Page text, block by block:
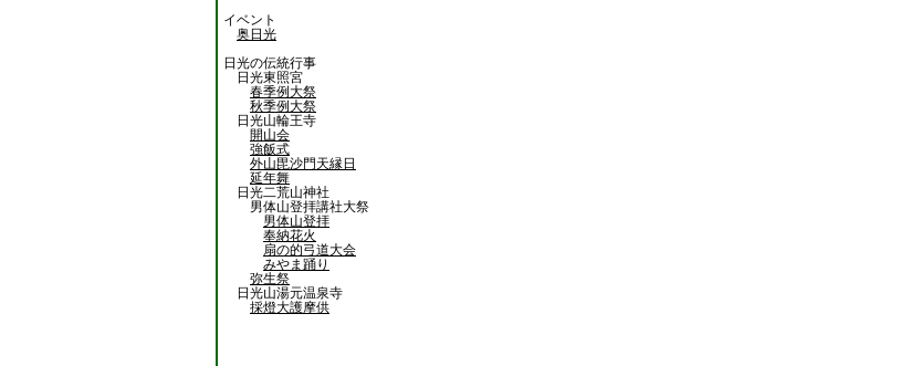
イベント
奥日光
日光の伝統行事
日光東照宮
春季例大祭
秋季例大祭
日光山輪王寺
開山会
強飯式
外山毘沙門天縁日
延年舞
日光二荒山神社
男体山登拝講社大祭
男体山登拝
奉納花火
扇の的弓道大会
みやま踊り
弥生祭
日光山湯元温泉寺
採燈大護摩供